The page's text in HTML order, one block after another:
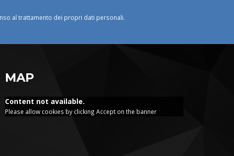
al trattamento dei propri dati personali.
MAP
Content not available.
Please allow cookies by clicking Accept on the banner